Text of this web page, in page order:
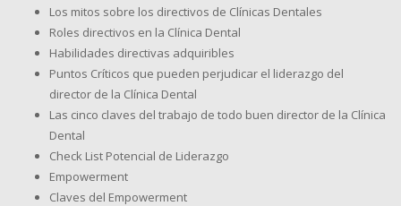
Los mitos sobre los directivos de Clínicas Dentales
Roles directivos en la Clínica Dental
Habilidades directivas adquiribles
Puntos Críticos que pueden perjudicar el liderazgo del
director de la Clínica Dental
Las cinco claves del trabajo de todo buen director de la Clínica
Dental
Check List Potencial de Liderazgo
Empowerment
Claves del Empowerment